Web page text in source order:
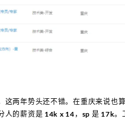
这两年势头还不错。在重庆来说也
人的薪资是 14k x 14，sp 是 17k。